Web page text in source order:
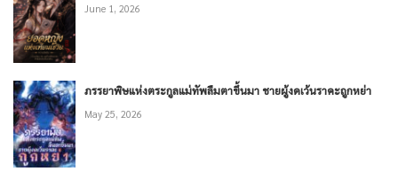
June 1, 2026
ภรรยาพิษแห่งตระกูลแม่ทัพลืมตาขึ้นมา ชายผู้งดเว้นราคะถูกหย่า
May 25, 2026